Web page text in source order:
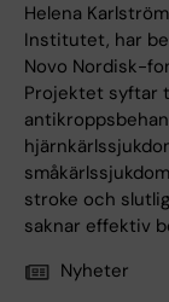
Helena
Institutet, har
Novo Nordisk-
Projektet syftar
stroke och
saknar effektiv
Nyheter